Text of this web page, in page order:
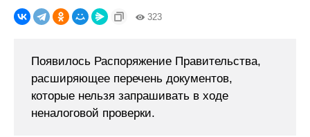
323
Появилось Распоряжение Правительства,
расширяющее перечень документов,
которые нельзя запрашивать в ходе
неналоговой проверки.